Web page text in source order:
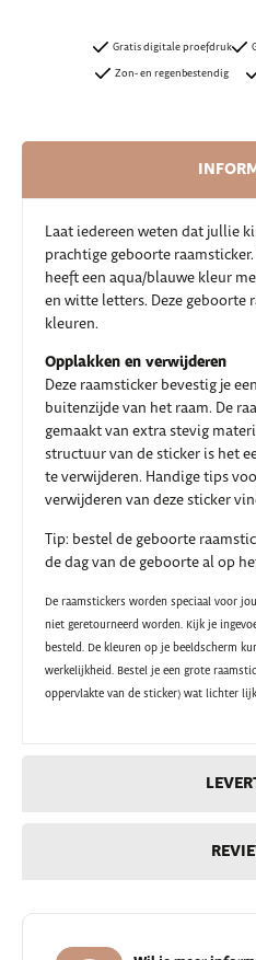
Gratis digitale proefdruk
Zon- en regenbestendig
Laat iedereen weten dat jullie
prachtige geboorte
heeft een aqua/blauwe kleur
en witte letters. Deze geboorte
kleuren.
Opplakken en verwijderen
Deze raamsticker bevestig je
buitenzijde van het raam. De
gemaakt van extra stevig
structuur van de sticker is het
te verwijderen. Handige tips
verwijderen van deze sticker
Tip: bestel de geboorte
de dag van de geboorte al op
De raamstickers worden speciaal voor
niet geretourneerd worden. Kijk je
besteld. De kleuren op je beeldscherm
werkelijkheid. Bestel je een grote
oppervlakte van de sticker) wat lichter